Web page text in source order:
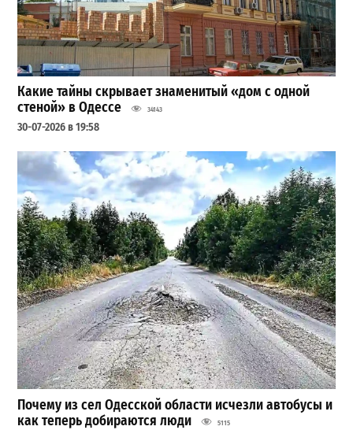
Какие тайны скрывает знаменитый «дом с одной
стеной» в Одессе
34143
30-07-2026 в 19:58
Почему из сел Одесской области исчезли автобусы и
как теперь добираются люди
5115